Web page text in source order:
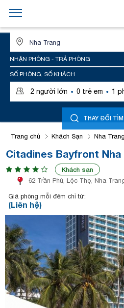
NHẬN PHÒNG - TRẢ PHÒNG
SỐ PHÒNG, SỐ KHÁCH
2 người lớn · 0 trẻ em · 1
THAY ĐỔI TÌM
Trang chủ Khách Sạn Nha Trang
Citadines Bayfront Nha
Khách sạn
62 Trần Phú, Lộc Thọ, Nha
Giá phòng mỗi đêm chỉ từ:
(Liên hệ)